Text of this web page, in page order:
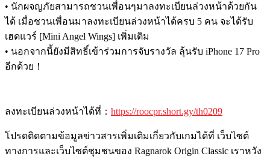
• นักผจญภัยสามารถชวนเพื่อนๆมาลงทะเบียนล่วงหน้าด้วยกัน
ได้ เมื่อชวนเพื่อนมาลงทะเบียนล่วงหน้าได้ครบ 5 คน จะได้รับ
เฮดแวร์ [Mini Angel Wings] เพิ่มเติม
• นอกจากนี้ยังมีสิทธิ์เข้าร่วมการจับรางวัล ลุ้นรับ iPhone 17 Pro
อีกด้วย ！
ลงทะเบียนล่วงหน้าได้ที่ ： https://roocpr.short.gy/th0209
โปรดติดตามข้อมูลข่าวสารเพิ่มเติมเกี่ยวกับเกมได้ที่ เว็บไซต์
ทางการและเว็บไซต์ชุมชนของ Ragnarok Origin Classic เราหวัง